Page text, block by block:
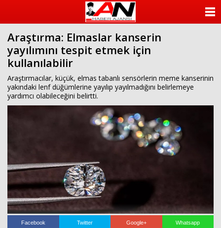
Araştırma: Elmaslar kanserin
yayılımını tespit etmek için
kullanılabilir
Araştırmacılar, küçük, elmas tabanlı sensörlerin meme kanserinin
yakındaki lenf düğümlerine yayılıp yayılmadığını belirlemeye
yardımcı olabileceğini belirtti.
Facebook Twitter Google+ Whatsapp
KATEGORİLER
ANKETLER
VİDEO GALERİ
KÜNYE